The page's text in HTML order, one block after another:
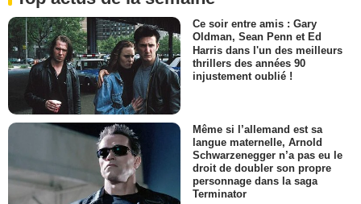
Ce soir entre amis : Gary
Oldman, Sean Penn et Ed
Harris dans l'un des meilleurs
thrillers des années 90
injustement oublié !
Même si l’allemand est sa
langue maternelle, Arnold
Schwarzenegger n’a pas eu le
droit de doubler son propre
personnage dans la saga
Terminator